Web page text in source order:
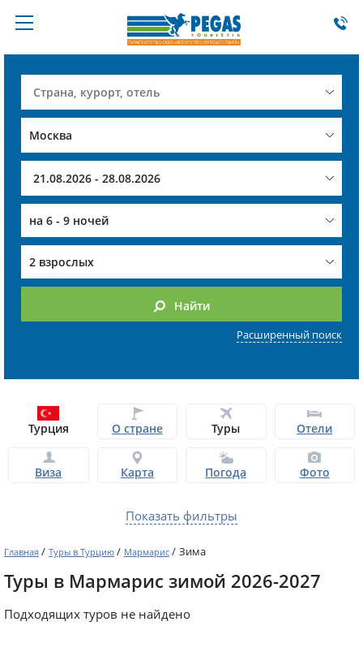
на 6 - 9 ночей
2 взрослых
Найти
Расширенный поиск
Турция О стране Туры Отели
Виза Карта Погода Фото
Показать фильтры
Главная / Туры в Турцию / Мармарис / Зима
Туры в Мармарис зимой 2026-2027
Подходящих туров не найдено